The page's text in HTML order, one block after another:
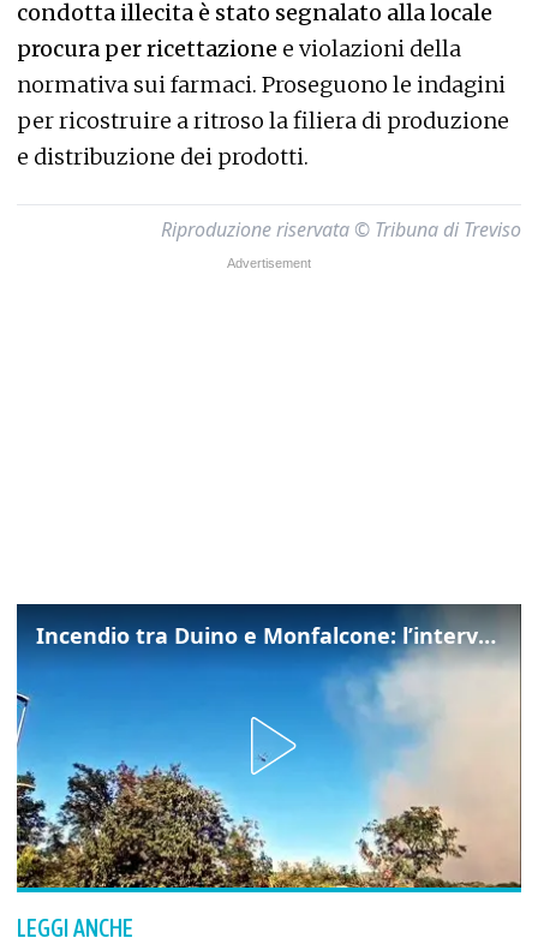
condotta illecita è stato segnalato alla locale
procura per ricettazione e violazioni della
normativa sui farmaci. Proseguono le indagini
per ricostruire a ritroso la filiera di produzione
e distribuzione dei prodotti.
Riproduzione riservata © Tribuna di Treviso
Incendio tra Duino e Monfalcone: l’intervento dei vigili del fuoco
LEGGI ANCHE